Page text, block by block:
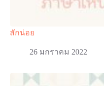
สักน่อย
26 มกราคม 2022